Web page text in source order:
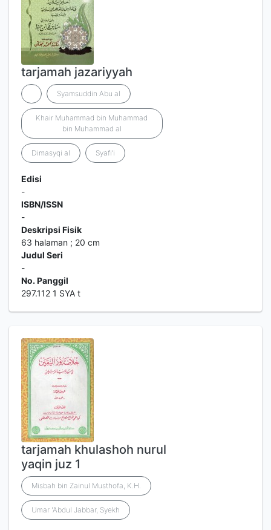
tarjamah jazariyyah
Syamsuddin Abu al
Khair Muhammad bin Muhammad
bin Muhammad al
Dimasyqi al Syafi’i
Edisi
-
ISBN/ISSN
-
Deskripsi Fisik
63 halaman ; 20 cm
Judul Seri
-
No. Panggil
297.112 1 SYA t
tarjamah khulashoh nurul
yaqin juz 1
Misbah bin Zainul Musthofa, K.H.
Umar 'Abdul Jabbar, Syekh